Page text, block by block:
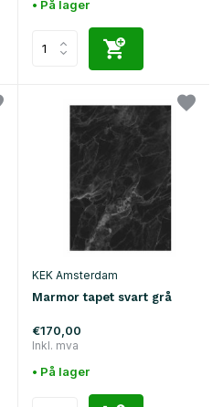
• På lager
KEK Amsterdam
Marmor tapet svart grå
€170,00
Inkl. mva
• På lager